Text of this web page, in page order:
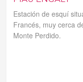
Estación de esquí
Francés, muy cerca
Monte Perdido.